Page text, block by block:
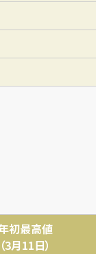
初最高値
（3月11日）